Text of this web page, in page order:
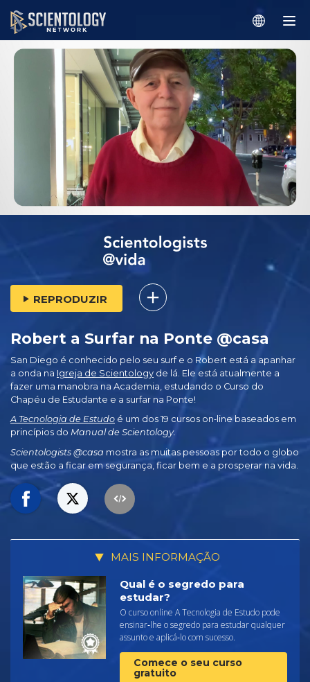
REPRODUZIR
Robert a Surfar na Ponte @casa
San Diego é conhecido pelo seu surf e o Robert está a apanhar
a onda na Igreja de Scientology de lá. Ele está atualmente a
fazer uma manobra na Academia, estudando o Curso do
Chapéu de Estudante e a surfar na Ponte!
A Tecnologia de Estudo é um dos 19 cursos on‑line baseados em
princípios do Manual de Scientology.
Scientologists @casa mostra as muitas pessoas por todo o globo
que estão a ficar em segurança, ficar bem e a prosperar na vida.
MAIS INFORMAÇÃO
Qual é o segredo para
estudar?
O curso online A Tecnologia de Estudo pode
ensinar‑lhe o segredo para estudar qualquer
assunto e aplicá‑lo com sucesso.
Comece o seu curso
gratuito